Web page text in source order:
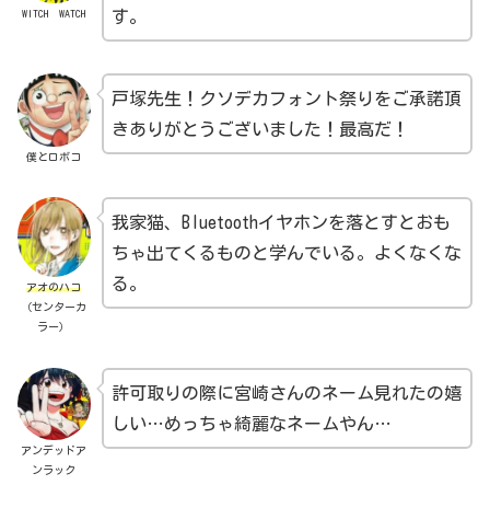
WITCH WATCH
す。
僕とロボコ
戸塚先生！クソデカフォント祭りをご承諾頂
きありがとうございました！最高だ！
アオのハコ
（センターカ
ラー）
我家猫、Bluetoothイヤホンを落とすとおも
ちゃ出てくるものと学んでいる。よくなくな
る。
アンデッドア
ンラック
許可取りの際に宮崎さんのネーム見れたの嬉
しい…めっちゃ綺麗なネームやん…